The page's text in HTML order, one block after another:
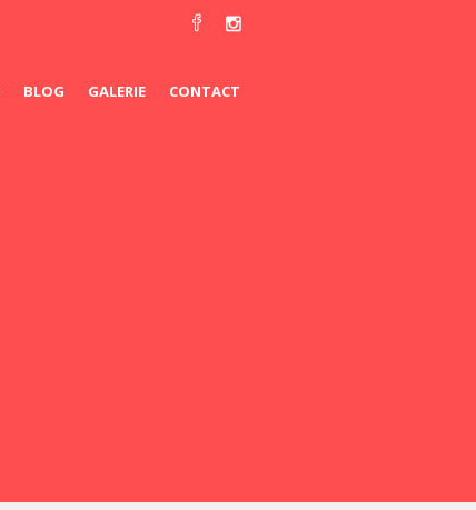
BLOG GALERIE CONTACT